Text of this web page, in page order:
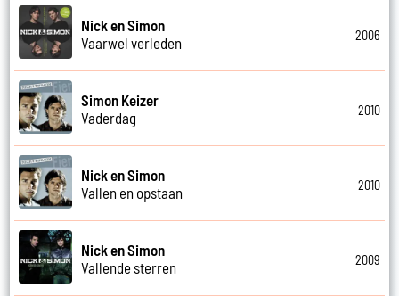
Nick en Simon
Vaarwel verleden
2006
Simon Keizer
Vaderdag
2010
Nick en Simon
Vallen en opstaan
2010
Nick en Simon
Vallende sterren
2009